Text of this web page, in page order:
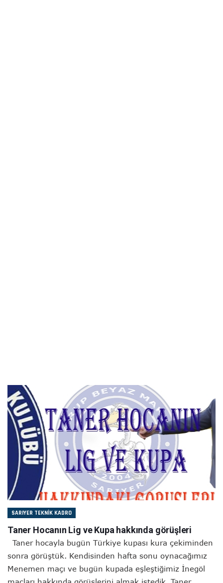
SARIYER TEKNIK KADRO
Taner Hocanın Lig ve Kupa hakkında görüşleri
Taner hocayla bugün Türkiye kupası kura çekiminden
sonra görüştük. Kendisinden hafta sonu oynacağımız
Menemen maçı ve bugün kupada eşleştiğimiz İnegöl